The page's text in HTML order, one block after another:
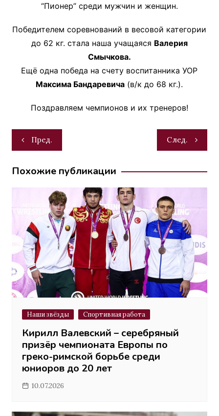
“Пионер” среди мужчин и женщин.
Победителем соревнований в весовой категории
до 62 кг. стала наша учащаяся Валерия
Смычкова.
Ещё одна победа на счету воспитанника УОР
Максима Бандаревича (в/к до 68 кг.).
Поздравляем чемпионов и их тренеров!
Навигация
по
записям
Пред. След.
Похожие публикации
Наши звёзды Спортивная работа
Кирилл Валевский – серебряный
призёр чемпионата Европы по
греко-римской борьбе среди
юниоров до 20 лет
10.07.2026